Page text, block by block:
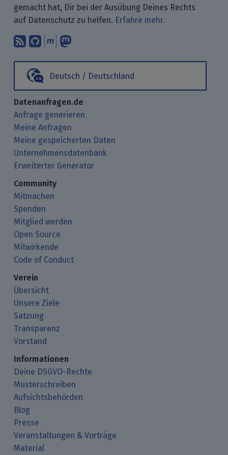
gemacht hat, Dir bei der Ausübung Deines Rechts
auf Datenschutz zu helfen. Erfahre mehr.
Abonniere unsere Blogbeiträge mit
Finde uns bei GitHub.
Unterhalte Dich mit uns über
Deutsch / Deutschland
Datenanfragen.de
Anfrage generieren
Meine Anfragen
Meine gespeicherten Daten
Unternehmensdatenbank
Erweiterter Generator
Community
Mitmachen
Spenden
Mitglied werden
Open Source
Mitwirkende
Code of Conduct
Verein
Übersicht
Unsere Ziele
Satzung
Transparenz
Vorstand
Informationen
Deine DSGVO-Rechte
Musterschreiben
Aufsichtsbehörden
Blog
Presse
Veranstaltungen & Vorträge
Material